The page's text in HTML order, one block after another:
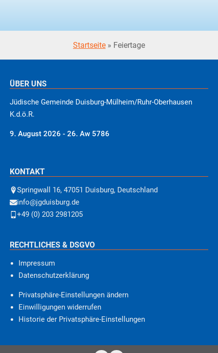
Startseite » Feiertage
ÜBER UNS
Jüdische Gemeinde Duisburg-Mülheim/Ruhr-Oberhausen
K.d.ö.R.
9. August 2026 - 26. Aw 5786
KONTAKT
Springwall 16, 47051 Duisburg, Deutschland
info@jgduisburg.de
+49 (0) 203 2981205
RECHTLICHES & DSGVO
Impressum
Datenschutzerklärung
Privatsphäre-Einstellungen ändern
Einwilligungen widerrufen
Historie der Privatsphäre-Einstellungen